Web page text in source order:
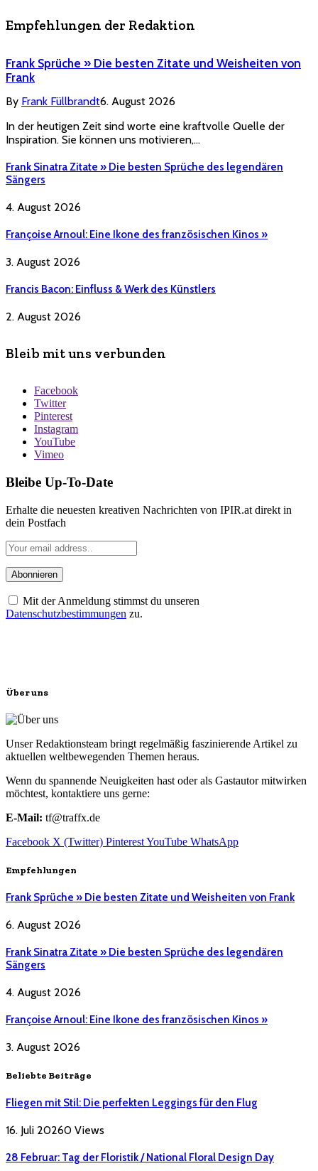
Empfehlungen der Redaktion
Frank Sprüche » Die besten Zitate und Weisheiten von
Frank
By Frank Füllbrandt6. August 2026
In der heutigen Zeit sind worte eine kraftvolle Quelle der
Inspiration. Sie können uns motivieren,…
Frank Sinatra Zitate » Die besten Sprüche des legendären
Sängers
4. August 2026
Françoise Arnoul: Eine Ikone des französischen Kinos »
3. August 2026
Francis Bacon: Einfluss & Werk des Künstlers
2. August 2026
Bleib mit uns verbunden
Facebook
Twitter
Pinterest
Instagram
YouTube
Vimeo
Bleibe Up-To-Date
Erhalte die neuesten kreativen Nachrichten von IPIR.at direkt in
dein Postfach
Mit der Anmeldung stimmst du unseren
Datenschutzbestimmungen zu.
Über uns
Unser Redaktionsteam bringt regelmäßig faszinierende Artikel zu
aktuellen weltbewegenden Themen heraus.
Wenn du spannende Neuigkeiten hast oder als Gastautor mitwirken
möchtest, kontaktiere uns gerne:
E-Mail: tf@traffx.de
Facebook X (Twitter) PinterestYouTube WhatsApp
Empfehlungen
Frank Sprüche » Die besten Zitate und Weisheiten von Frank
6. August 2026
Frank Sinatra Zitate » Die besten Sprüche des legendären
Sängers
4. August 2026
Françoise Arnoul: Eine Ikone des französischen Kinos »
3. August 2026
Beliebte Beiträge
Fliegen mit Stil: Die perfekten Leggings für den Flug
16. Juli 20260 Views
28 Februar: Tag der Floristik / National Floral Design Day